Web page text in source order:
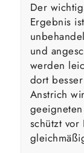
Der
Ergebnis
und
werden
dort
Anstrich
schützt